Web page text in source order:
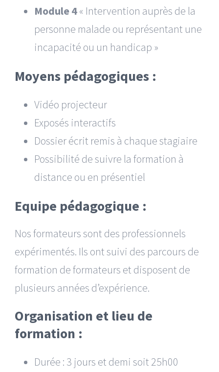
Module 4« Intervention auprès de la
personne malade ou représentant une
incapacité ou un handicap »
Moyens pédagogiques :
Vidéo projecteur
Exposés interactifs
Dossier écrit remis à chaque stagiaire
Possibilité de suivre la formation à
distance ou en présentiel
Equipe pédagogique :
Nos formateurs sont des professionnels
expérimentés. Ils ont suivi des parcours de
formation de formateurs et disposent de
plusieurs années d’expérience.
Organisation et lieu de
formation :
Durée : 3 jours et demi soit 25h00